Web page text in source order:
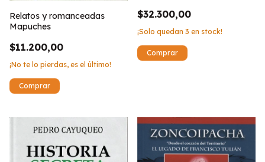
Relatos y romanceadas
Mapuches
$11.200,00
¡No te lo pierdas, es el último!
$32.300,00
¡Solo quedan 3 en stock!